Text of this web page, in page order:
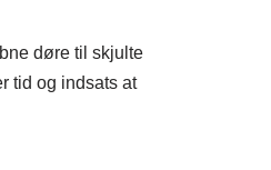
døre til skjulte
tid og indsats at